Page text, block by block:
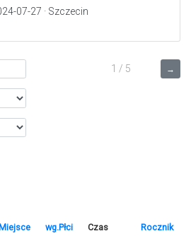
07-27 · Szczecin
→
1 / 5
Miejsce wg.Płci Czas Rocznik